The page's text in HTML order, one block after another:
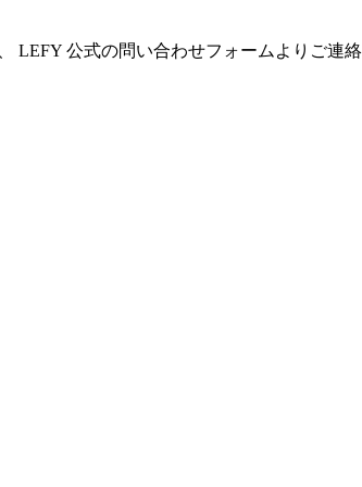
LEFY 公式の問い合わせフォームよりご連絡